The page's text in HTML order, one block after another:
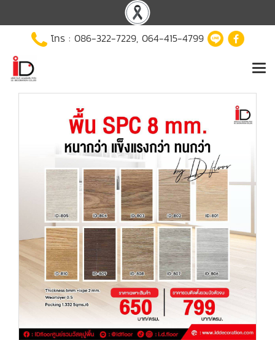
โทร : 086-322-7229, 064-415-4799